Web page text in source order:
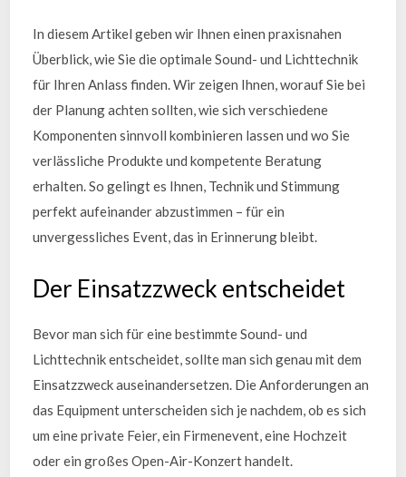
In diesem Artikel geben wir Ihnen einen praxisnahen
Überblick, wie Sie die optimale Sound- und Lichttechnik
für Ihren Anlass finden. Wir zeigen Ihnen, worauf Sie bei
der Planung achten sollten, wie sich verschiedene
Komponenten sinnvoll kombinieren lassen und wo Sie
verlässliche Produkte und kompetente Beratung
erhalten. So gelingt es Ihnen, Technik und Stimmung
perfekt aufeinander abzustimmen – für ein
unvergessliches Event, das in Erinnerung bleibt.
Der Einsatzzweck entscheidet
Bevor man sich für eine bestimmte Sound- und
Lichttechnik entscheidet, sollte man sich genau mit dem
Einsatzzweck auseinandersetzen. Die Anforderungen an
das Equipment unterscheiden sich je nachdem, ob es sich
um eine private Feier, ein Firmenevent, eine Hochzeit
oder ein großes Open-Air-Konzert handelt.